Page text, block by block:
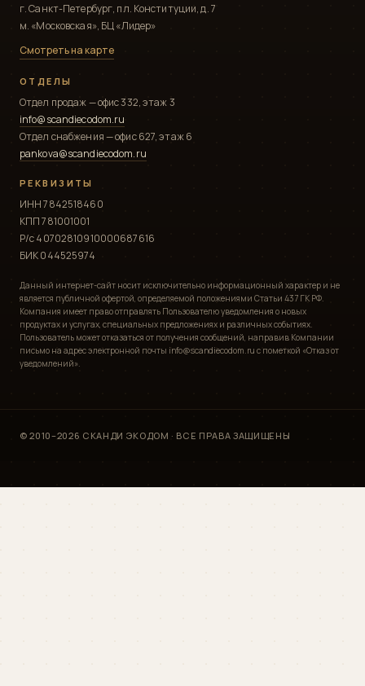
г. Санкт-Петербург, пл. Конституции, д. 7
м. «Московская», БЦ «Лидер»
Смотреть на карте
ОТДЕЛЫ
Отдел продаж — офис 332, этаж 3
info@scandiecodom.ru
Отдел снабжения — офис 627, этаж 6
pankova@scandiecodom.ru
РЕКВИЗИТЫ
ИНН 7842518460
КПП 781001001
Р/с 40702810910000687616
БИК 044525974
Данный интернет-сайт носит исключительно информационный характер и не
является публичной офертой, определяемой положениями Статьи 437 ГК РФ.
Компания имеет право отправлять Пользователю уведомления о новых
продуктах и услугах, специальных предложениях и различных событиях.
Пользователь может отказаться от получения сообщений, направив Компании
письмо на адрес электронной почты info@scandiecodom.ru с пометкой «Отказ от
уведомлений».
© 2010–2026 СКАНДИ ЭКОДОМ · ВСЕ ПРАВА ЗАЩИЩЕНЫ